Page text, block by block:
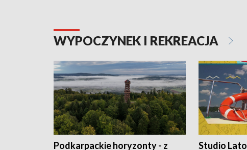
WYPOCZYNEK I REKREACJA
Podkarpackie horyzonty - z Studio Lato